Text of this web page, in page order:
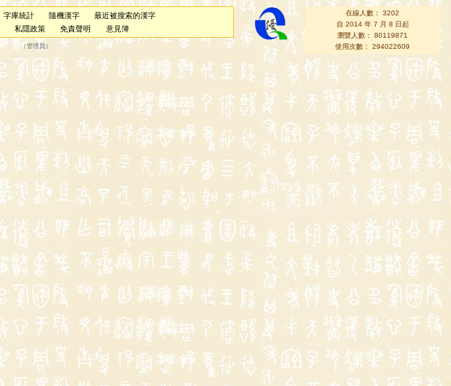
字庫統計 隨機漢字
最近被搜索的漢字
私隱政策 免責聲明 意見簿
（管理員 ）
在線人數： 3202
自 2014 年 7 月 8 日起
瀏覽人數： 80119871
使用次數： 294022609